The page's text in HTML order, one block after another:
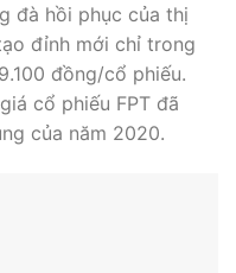
đà hồi phục của thị
đỉnh mới chỉ trong
đồng/cổ phiếu.
cổ phiếu FPT đã
của năm 2020.